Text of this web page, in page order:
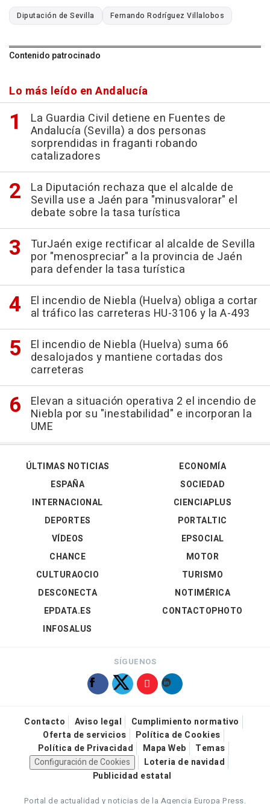
Diputación de Sevilla Fernando Rodríguez Villalobos
Contenido patrocinado
Lo más leído en Andalucía
La Guardia Civil detiene en Fuentes de
Andalucía (Sevilla) a dos personas
sorprendidas in fraganti robando
catalizadores
La Diputación rechaza que el alcalde de
Sevilla use a Jaén para "minusvalorar" el
debate sobre la tasa turística
TurJaén exige rectificar al alcalde de Sevilla
por "menospreciar" a la provincia de Jaén
para defender la tasa turística
El incendio de Niebla (Huelva) obliga a cortar
al tráfico las carreteras HU-3106 y la A-493
El incendio de Niebla (Huelva) suma 66
desalojados y mantiene cortadas dos
carreteras
Elevan a situación operativa 2 el incendio de
Niebla por su "inestabilidad" e incorporan la
UME
ÚLTIMAS NOTICIAS
ESPAÑA
INTERNACIONAL
DEPORTES
VÍDEOS
ECONOMÍA
SOCIEDAD
CIENCIAPLUS
PORTALTIC
EPSOCIAL
CHANCE
CULTURAOCIO
DESCONECTA
EPDATA.ES
INFOSALUS
MOTOR
TURISMO
NOTIMÉRICA
CONTACTOPHOTO
SÍGUENOS
Contacto Aviso legal
Cumplimiento normativo
Oferta de servicios
Política de Cookies
Política de Privacidad
Mapa Web
Temas
Configuración de Cookies
Loteria de navidad
Publicidad estatal
Portal de actualidad y noticias de la Agencia Europa Press.